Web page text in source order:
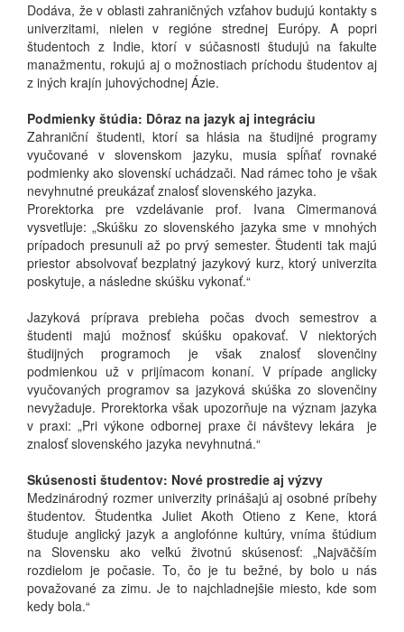
Dodáva, že v oblasti zahraničných vzťahov budujú kontakty s
univerzitami, nielen v regióne strednej Európy. A popri
študentoch z Indie, ktorí v súčasnosti študujú na fakulte
manažmentu, rokujú aj o možnostiach príchodu študentov aj
z iných krajín juhovýchodnej Ázie.
Podmienky štúdia: Dôraz na jazyk aj integráciu
Zahraniční študenti, ktorí sa hlásia na študijné programy
vyučované v slovenskom jazyku, musia spĺňať rovnaké
podmienky ako slovenskí uchádzači. Nad rámec toho je však
nevyhnutné preukázať znalosť slovenského jazyka.
Prorektorka pre vzdelávanie prof. Ivana Cimermanová
vysvetľuje: „Skúšku zo slovenského jazyka sme v mnohých
prípadoch presunuli až po prvý semester. Študenti tak majú
priestor absolvovať bezplatný jazykový kurz, ktorý univerzita
poskytuje, a následne skúšku vykonať.“
Jazyková príprava prebieha počas dvoch semestrov a
študenti majú možnosť skúšku opakovať. V niektorých
študijných programoch je však znalosť slovenčiny
podmienkou už v prijímacom konaní. V prípade anglicky
vyučovaných programov sa jazyková skúška zo slovenčiny
nevyžaduje. Prorektorka však upozorňuje na význam jazyka
v praxi: „Pri výkone odbornej praxe či návštevy lekára je
znalosť slovenského jazyka nevyhnutná.“
Skúsenosti študentov: Nové prostredie aj výzvy
Medzinárodný rozmer univerzity prinášajú aj osobné príbehy
študentov. Študentka Juliet Akoth Otieno z Kene, ktorá
študuje anglický jazyk a anglofónne kultúry, vníma štúdium
na Slovensku ako veľkú životnú skúsenosť: „Najväčším
rozdielom je počasie. To, čo je tu bežné, by bolo u nás
považované za zimu. Je to najchladnejšie miesto, kde som
kedy bola.“